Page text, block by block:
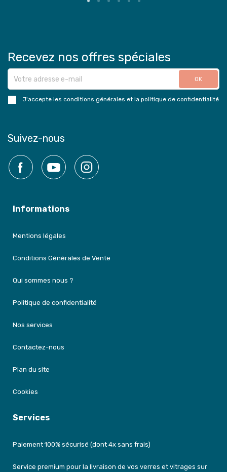
Recevez nos offres spéciales
J'accepte les conditions générales et la politique de confidentialité
Suivez-nous
Facebook YouTube
Informations
Mentions légales
Conditions Générales de Vente
Qui sommes nous ?
Politique de confidentialité
Nos services
Contactez-nous
Plan du site
Cookies
Services
Paiement 100% sécurisé (dont 4x sans frais)
Service premium pour la livraison de vos verres et vitrages sur